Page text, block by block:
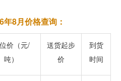
8月价格查询：
价（元/
吨）
送货起步
价
到货
时间